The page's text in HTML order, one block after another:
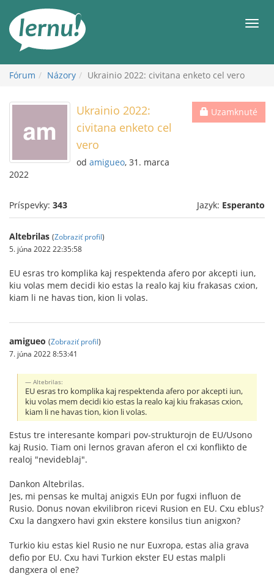
obsah
Fórum Názory Ukrainio 2022: civitana enketo cel vero
Uzamknuté
Ukrainio 2022:
civitana enketo cel
vero
od amigueo, 31. marca
2022
Príspevky: 343 Jazyk: Esperanto
Altebrilas (Zobraziť profil)
5. júna 2022 22:35:58
EU esras tro komplika kaj respektenda afero por akcepti iun,
kiu volas mem decidi kio estas la realo kaj kiu frakasas cxion,
kiam li ne havas tion, kion li volas.
amigueo (Zobraziť profil)
7. júna 2022 8:53:41
Altebrilas:
EU esras tro komplika kaj respektenda afero por akcepti iun,
kiu volas mem decidi kio estas la realo kaj kiu frakasas cxion,
kiam li ne havas tion, kion li volas.
Estus tre interesante kompari pov-strukturojn de EU/Usono
kaj Rusio. Tiam oni lernos gravan aferon el cxi konflikto de
realoj "nevideblaj".
Dankon Altebrilas.
Jes, mi pensas ke multaj anigxis EUn por fugxi influon de
Rusio. Donus novan ekvilibron ricevi Rusion en EU. Cxu eblus?
Cxu la dangxero havi gxin ekstere konsilus tiun anigxon?
Turkio kiu estas kiel Rusio ne nur Euxropa, estas alia grava
defio por EU. Cxu havi Turkion ekster EU estas malpli
dangxera ol ene?